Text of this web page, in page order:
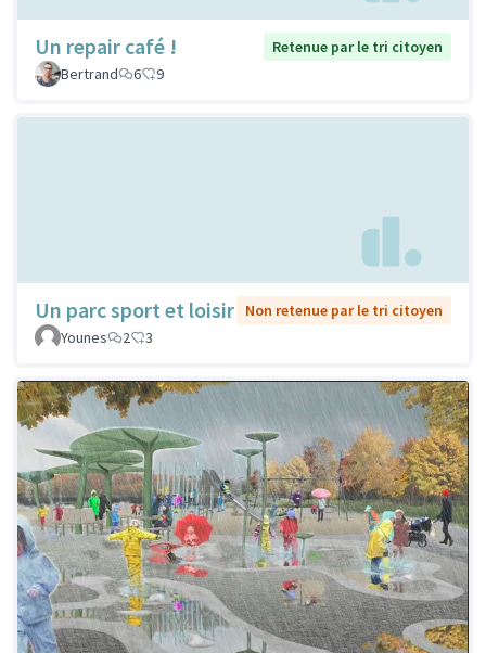
Un repair café !
Retenue par le tri citoyen
Bertrand
6 9
Un parc sport et loisir
Non retenue par le tri citoyen
Younes
2 3